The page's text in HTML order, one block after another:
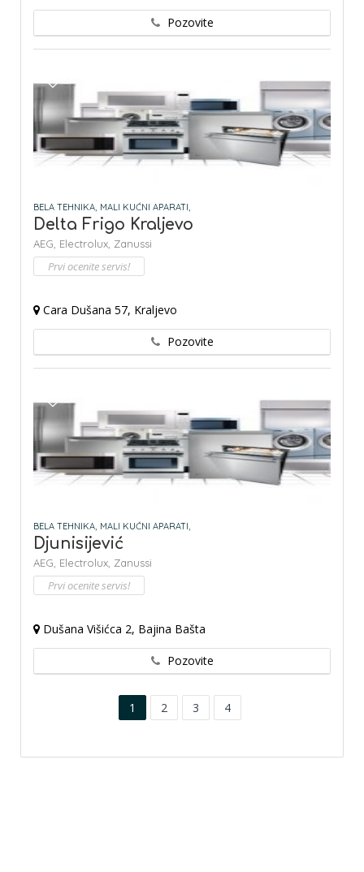
Pozovite
BELA TEHNIKA, MALI KUĆNI APARATI,
Delta Frigo Kraljevo
AEG, Electrolux, Zanussi
Prvi ocenite servis!
Cara Dušana 57, Kraljevo
Pozovite
BELA TEHNIKA, MALI KUĆNI APARATI,
Djunisijević
AEG, Electrolux, Zanussi
Prvi ocenite servis!
Dušana Višićca 2, Bajina Bašta
Pozovite
1 2 3 4